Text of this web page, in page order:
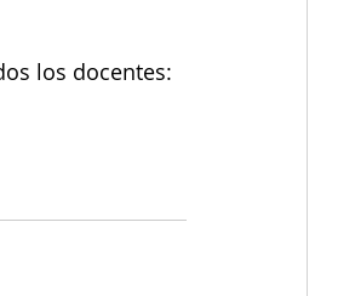
los docentes: